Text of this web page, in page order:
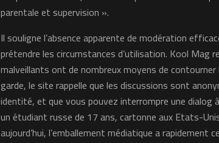
parentale et supervision ».
Il souligne l’absence apparente de modération
prétendre les circumstances d’utilisation. Kool Mag
malveillants ont de nombreux moyens de
garde, le site rappelle que les discussions sont
identité, et que vous pouvez interrompre une
un étudiant russe de 17 ans, cartonne aux Etats-
aujourd’hui, l’emballement médiatique a rapidement